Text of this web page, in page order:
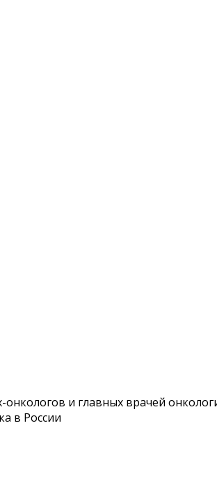
и главных врачей
в России